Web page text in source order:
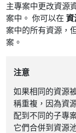
主專案中更改資源
案中。 你可以在 資
案中的所有資源，
案。
注意
如果相同的資源
稱重複，因為資
配到不同的子專
它們合併到資源